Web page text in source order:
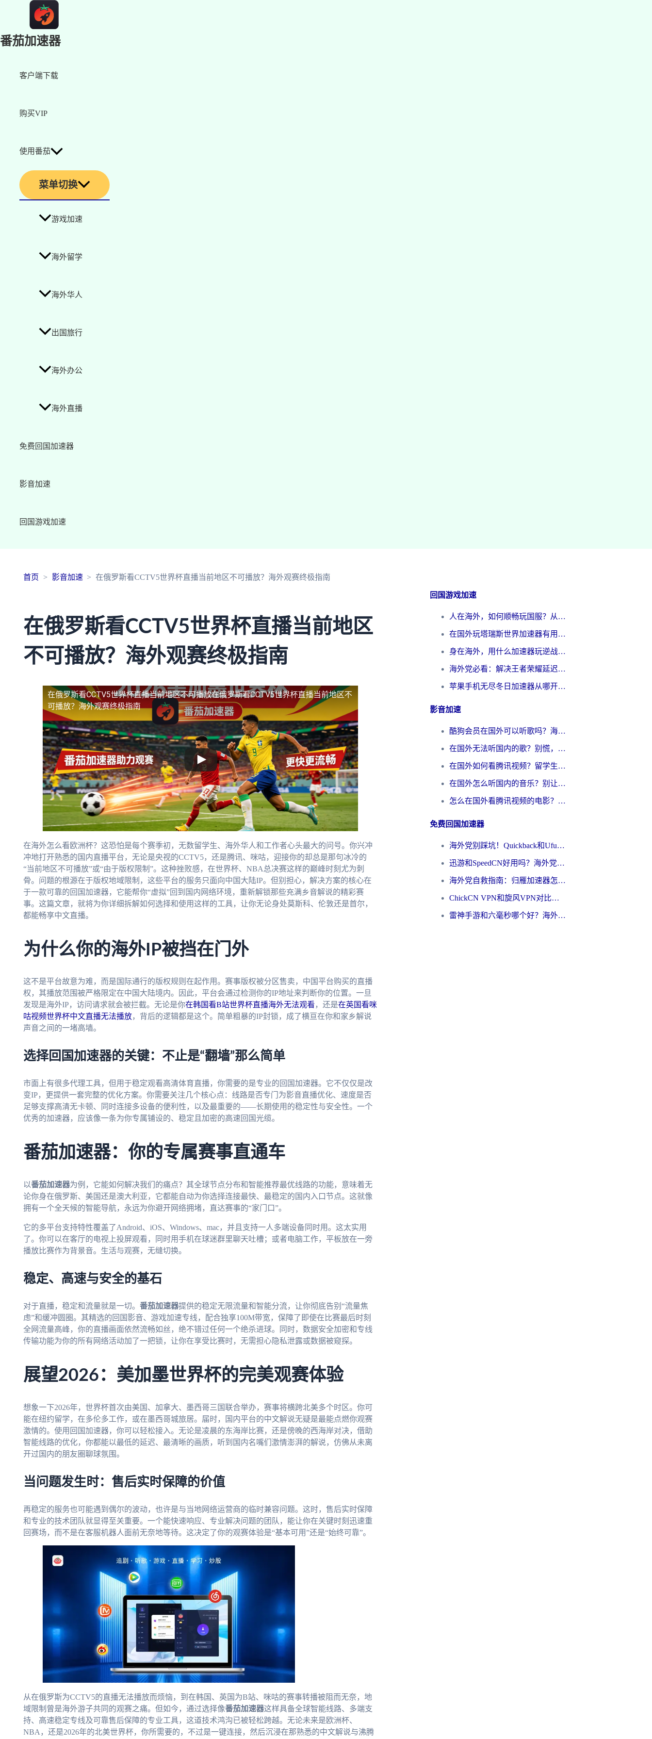
番茄加速器
客户端下载
购买VIP
使用番茄
菜单切换
游戏加速
海外留学
海外华人
出国旅行
海外办公
海外直播
免费回国加速器
影音加速
回国游戏加速
首页 影音加速 在俄罗斯看CCTV5世界杯直播当前地区不可播放？海外观赛终极指南
在俄罗斯看CCTV5世界杯直播当前地区
不可播放？海外观赛终极指南
在俄罗斯看CCTV5世界杯直播当前地区不可播放在俄罗斯看CCTV5世界杯直播当前地区不
可播放？海外观赛终极指南
在海外怎么看欧洲杯？这恐怕是每个赛季初，无数留学生、海外华人和工作者心头最大的问号。你兴冲
冲地打开熟悉的国内直播平台，无论是央视的CCTV5，还是腾讯、咪咕，迎接你的却总是那句冰冷的
“当前地区不可播放”或“由于版权限制”。这种挫败感，在世界杯、NBA总决赛这样的巅峰时刻尤为刺
骨。问题的根源在于版权地域限制，这些平台的服务只面向中国大陆IP。但别担心，解决方案的核心在
于一款可靠的回国加速器，它能帮你“虚拟”回到国内网络环境，重新解锁那些充满乡音解说的精彩赛
事。这篇文章，就将为你详细拆解如何选择和使用这样的工具，让你无论身处莫斯科、伦敦还是首尔，
都能畅享中文直播。
为什么你的海外IP被挡在门外
这不是平台故意为难，而是国际通行的版权规则在起作用。赛事版权被分区售卖，中国平台购买的直播
权，其播放范围被严格限定在中国大陆境内。因此，平台会通过检测你的IP地址来判断你的位置。一旦
发现是海外IP，访问请求就会被拦截。无论是你在韩国看B站世界杯直播海外无法观看 ，还是在英国看咪
咕视频世界杯中文直播无法播放，背后的逻辑都是这个。简单粗暴的IP封锁，成了横亘在你和家乡解说
声音之间的一堵高墙。
选择回国加速器的关键：不止是“翻墙”那么简单
市面上有很多代理工具，但用于稳定观看高清体育直播，你需要的是专业的回国加速器。它不仅仅是改
变IP，更提供一套完整的优化方案。你需要关注几个核心点：线路是否专门为影音直播优化、速度是否
足够支撑高清无卡顿、同时连接多设备的便利性，以及最重要的——长期使用的稳定性与安全性。一个
优秀的加速器，应该像一条为你专属铺设的、稳定且加密的高速回国光缆。
番茄加速器：你的专属赛事直通车
以番茄加速器为例，它能如何解决我们的痛点？其全球节点分布和智能推荐最优线路的功能，意味着无
论你身在俄罗斯、美国还是澳大利亚，它都能自动为你选择连接最快、最稳定的国内入口节点。这就像
拥有一个全天候的智能导航，永远为你避开网络拥堵，直达赛事的“家门口”。
它的多平台支持特性覆盖了Android、iOS、Windows、mac，并且支持一人多端设备同时用。这太实用
了。你可以在客厅的电视上投屏观看，同时用手机在球迷群里聊天吐槽；或者电脑工作，平板放在一旁
播放比赛作为背景音。生活与观赛，无缝切换。
稳定、高速与安全的基石
对于直播，稳定和流量就是一切。 番茄加速器提供的稳定无限流量和智能分流，让你彻底告别“流量焦
虑”和缓冲圆圈。其精选的回国影音、游戏加速专线，配合独享100M带宽，保障了即使在比赛最后时刻
全网流量高峰，你的直播画面依然流畅如丝，绝不错过任何一个绝杀进球。同时，数据安全加密和专线
传输功能为你的所有网络活动加了一把锁，让你在享受比赛时，无需担心隐私泄露或数据被窥探。
展望2026：美加墨世界杯的完美观赛体验
想象一下2026年，世界杯首次由美国、加拿大、墨西哥三国联合举办，赛事将横跨北美多个时区。你可
能在纽约留学，在多伦多工作，或在墨西哥城旅居。届时，国内平台的中文解说无疑是最能点燃你观赛
激情的。使用回国加速器，你可以轻松接入。无论是凌晨的东海岸比赛，还是傍晚的西海岸对决，借助
智能线路的优化，你都能以最低的延迟、最清晰的画质，听到国内名嘴们激情澎湃的解说，仿佛从未离
开过国内的朋友圈聊球氛围。
当问题发生时：售后实时保障的价值
再稳定的服务也可能遇到偶尔的波动，也许是与当地网络运营商的临时兼容问题。这时，售后实时保障
和专业的技术团队就显得至关重要。一个能快速响应、专业解决问题的团队，能让你在关键时刻迅速重
回赛场，而不是在客服机器人面前无奈地等待。这决定了你的观赛体验是“基本可用”还是“始终可靠”。
从在俄罗斯为CCTV5的直播无法播放而烦恼，到在韩国、英国为B站、咪咕的赛事转播被阻而无奈，地
域限制曾是海外游子共同的观赛之痛。但如今，通过选择像番茄加速器这样具备全球智能线路、多端支
持、高速稳定专线及可靠售后保障的专业工具，这道技术鸿沟已被轻松跨越。无论未来是欧洲杯、
NBA，还是2026年的北美世界杯，你所需要的，不过是一键连接，然后沉浸在那熟悉的中文解说与沸腾
回国游戏加速
人在海外，如何顺畅玩国服？从《王者荣耀》到《云图计划》的加速器终极指南
在国外玩塔瑞斯世界加速器有用吗？海外玩家亲测后的真实答案
身在海外，用什么加速器玩逆战才能告别延迟？
海外党必看：解决王者荣耀延迟的加速器终极指南——从EVE到猫和老鼠，一个工具全搞定
苹果手机无尽冬日加速器从哪开启？海外玩家的冬日生存指南
影音加速
酷狗会员在国外可以听歌吗？海外党亲测有效：3步解决音乐权限难题
在国外无法听国内的歌？别慌，这样操作就能畅听QQ音乐（附亲测加速器推荐）
在国外如何看腾讯视频？留学生亲测有效的回国加速方案
在国外怎么听国内的音乐？别让版权限制断了你的华语歌单
怎么在国外看腾讯视频的电影？海外党亲测有效的回国加速指南
免费回国加速器
海外党别踩坑！Quickback和UfunR好用吗？选对回国加速器才能无缝刷国内资源
迅游和SpeedCN好用吗？海外党如何破解那道看不见的墙
海外党自救指南：归雁加速器怎么样？教你避开坑实现国内资源无缝访问
ChickCN VPN和旋风VPN对比哪个回国效果更好？海外用户的选择困境与出路
雷神手游和六毫秒哪个好？海外党如何真正解锁国内资源